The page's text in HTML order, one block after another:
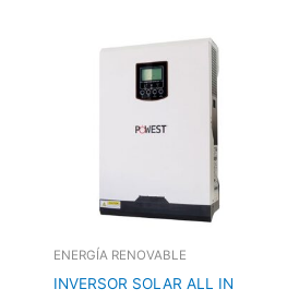
ENERGÍA RENOVABLE
INVERSOR SOLAR ALL IN